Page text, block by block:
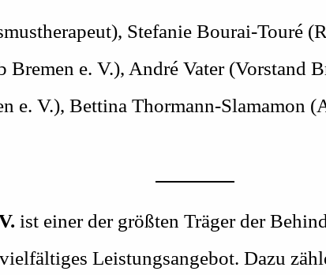
Stefanie Bourai-Touré
Bremen e. V.), André Vater (Vorstand
e. V.), Bettina Thormann-Slamamon
ist einer der größten Träger der
Leistungsangebot. Dazu